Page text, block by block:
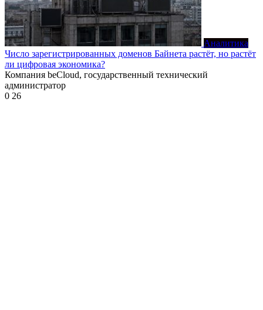
Аналитика
Число зарегистрированных доменов Байнета растёт, но растёт
ли цифровая экономика?
Компания beCloud, государственный технический
администратор
0 26